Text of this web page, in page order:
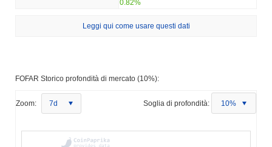
0.82%
Leggi qui come usare questi dati
FOFAR Storico profondità di mercato (10%):
Zoom: 7d Soglia di profondità: 10%